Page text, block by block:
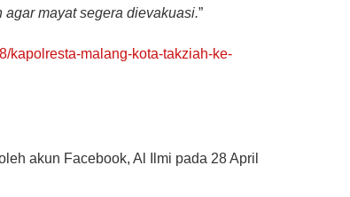
mayat segera dievakuasi.”
kapolresta-malang-kota-takziah-ke-
akun Facebook, Al Ilmi pada 28 April